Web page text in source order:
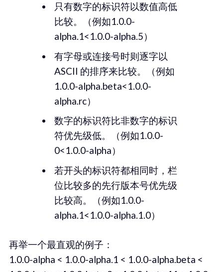
只有数字的标识符以数值高低
比较。（例如1.0.0-
alpha.1<1.0.0-alpha.5）
有字母或连接号时则逐字以
ASCII 的排序来比较。（例如
1.0.0-alpha.beta<1.0.0-
alpha.rc）
数字的标识符比非数字的标识
符优先级低。（例如1.0.0-
0<1.0.0-alpha）
若开头的标识符都相同时，栏
位比较多的先行版本号优先级
比较高。（例如1.0.0-
alpha.1<1.0.0-alpha.1.0）
再举一个最直观的例子：
1.0.0-alpha < 1.0.0-alpha.1 < 1.0.0-alpha.beta <